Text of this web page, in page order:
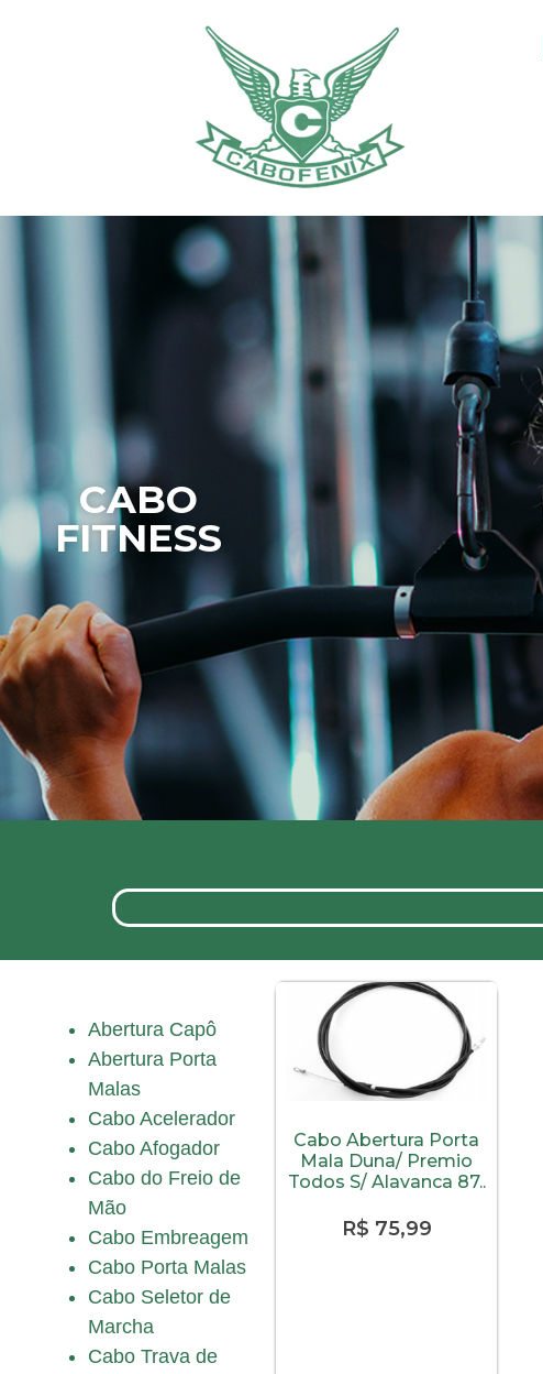
Abertura Capô
Abertura Porta
Malas
Cabo Acelerador
Cabo Afogador
Cabo do Freio de
Mão
Cabo Embreagem
Cabo Porta Malas
Cabo Seletor de
Marcha
Cabo Trava de
Cabo Abertura Porta
Mala Duna/ Premio
Todos S/ Alavanca 87..
R$ 75,99